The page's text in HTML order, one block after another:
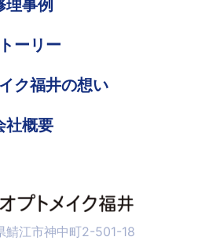
理事例
ーリー
ク福井の想い
社概要
鯖江市神中町2-501-18